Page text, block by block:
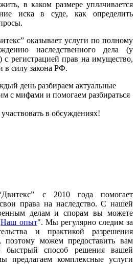
в каком размере уплачивается
иска в суде, как определить
оказывает услуги по полному
наследственного дела (у
с регистрацией прав на имущество,
в силу закона РФ.
день разбираем актуальные
с мифами и помогаем разбираться
в обсуждениях!
с 2010 года помогает
права на наследство. С нашей
делам и спорам вы можете
Наш опыт". Мы регулярно следим за
и практикой разрешения
поэтому можем предоставить вам
способ решения вашей
комплексные услуги